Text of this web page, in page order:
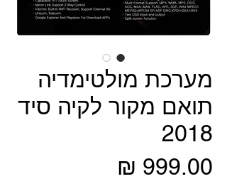
מערכת מולטימדיה
תואם מקור לקיה סיד
2018